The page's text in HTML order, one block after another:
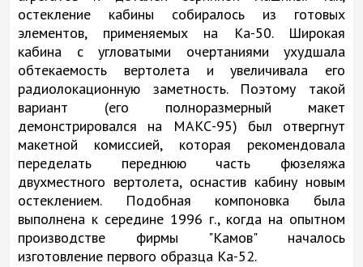
остекление кабины собиралось из готовых
элементов, применяемых на Ка-50. Широкая
кабина с угловатыми очертаниями ухудшала
обтекаемость вертолета и увеличивала его
радиолокационную заметность. Поэтому такой
вариант (его полноразмерный макет
демонстрировался на МАКС-95) был отвергнут
макетной комиссией, которая рекомендовала
переделать переднюю часть фюзеляжа
двухместного вертолета, оснастив кабину новым
остеклением. Подобная компоновка была
выполнена к середине 1996 г., когда на опытном
производстве фирмы "Камов" началось
изготовление первого образца Ка-52.